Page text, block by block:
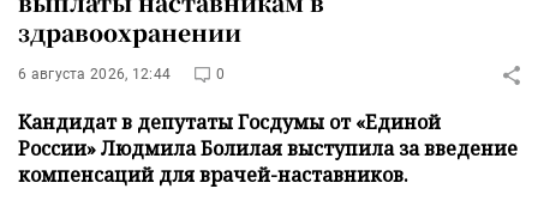
здравоохранении
6 августа 2026, 12:44 0
Кандидат в депутаты Госдумы от «Единой
России» Людмила Болилая выступила за введение
компенсаций для врачей-наставников.